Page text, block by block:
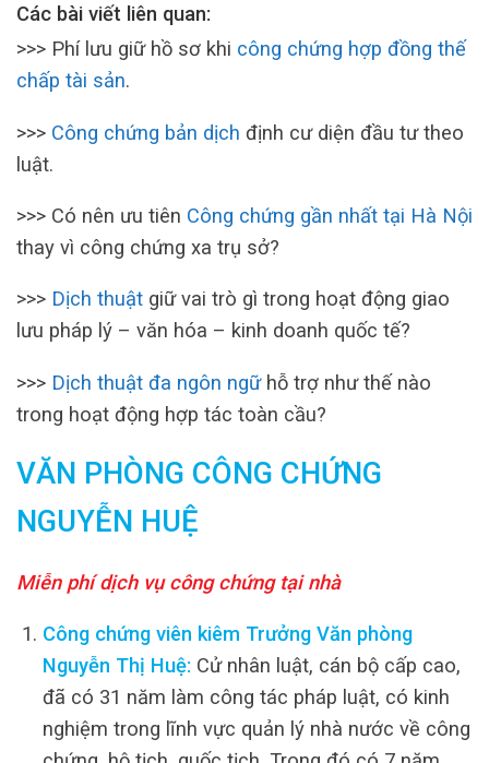
Các bài viết liên quan:
>>> Phí lưu giữ hồ sơ khi công chứng hợp đồng thế
chấp tài sản.
>>> Công chứng bản dịch định cư diện đầu tư theo
luật.
>>> Có nên ưu tiên Công chứng gần nhất tại Hà Nội
thay vì công chứng xa trụ sở?
>>> Dịch thuật giữ vai trò gì trong hoạt động giao
lưu pháp lý – văn hóa – kinh doanh quốc tế?
>>> Dịch thuật đa ngôn ngữhỗ trợ như thế nào
trong hoạt động hợp tác toàn cầu?
VĂN PHÒNG CÔNG CHỨNG
NGUYỄN HUỆ
Miễn phí dịch vụ công chứng tại nhà
Công chứng viên kiêm Trưởng Văn phòng
Nguyễn Thị Huệ: Cử nhân luật, cán bộ cấp cao,
đã có 31 năm làm công tác pháp luật, có kinh
nghiệm trong lĩnh vực quản lý nhà nước về công